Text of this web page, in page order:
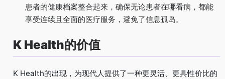
患者的健康档案整合起来，确保无论患者在哪看病，都能
享受连续且全面的医疗服务，避免了信息孤岛。
K Health的价值
K Health的出现，为现代人提供了一种更灵活、更具性价比的